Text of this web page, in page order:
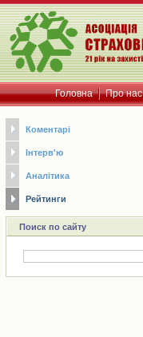
Головна Про нас
Коментарі
Інтерв'ю
Аналітика
Рейтинги
Поиск по сайту